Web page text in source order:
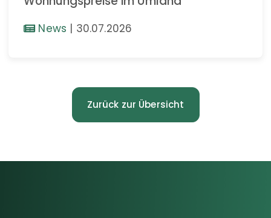
News | 30.07.2026
Zurück zur Übersicht